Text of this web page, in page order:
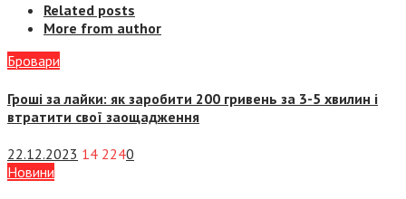
Related posts
More from author
Бровари
Гроші за лайки: як заробити 200 гривень за 3-5 хвилин і
втратити свої заощадження
22.12.2023 14 2240
Новини